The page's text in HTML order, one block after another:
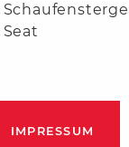
Seat
IMPRESSUM